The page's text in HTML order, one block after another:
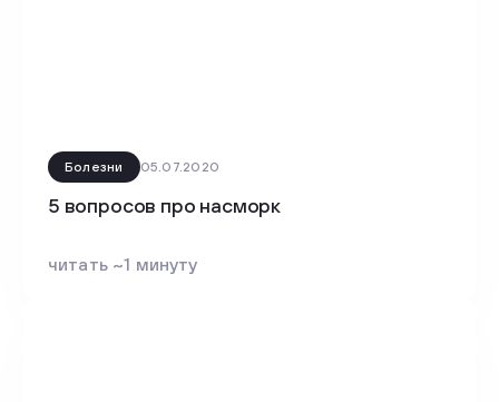
Болезни 05.07.2020
5 вопросов про насморк
читать ~1 минуту